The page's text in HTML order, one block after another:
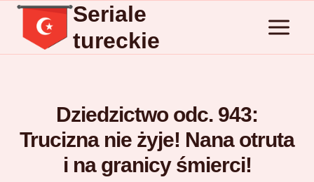
Przejdź
treści
Seriale
tureckie
Dziedzictwo odc. 943:
Trucizna nie żyje! Nana otruta
i na granicy śmierci!